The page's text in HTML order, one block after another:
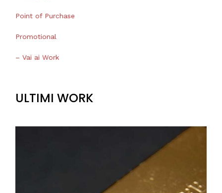
Point of Purchase
Promotional
– Vai ai Work
ULTIMI WORK